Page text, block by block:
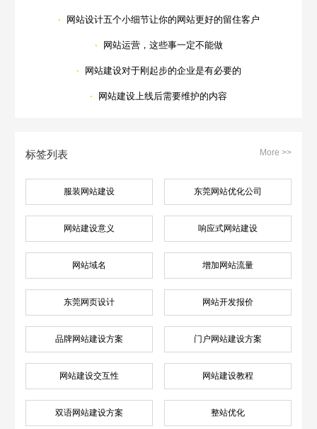
· 网站设计五个小细节让你的网站更好的留住客户
· 网站运营，这些事一定不能做
· 网站建设对于刚起步的企业是有必要的
· 网站建设上线后需要维护的内容
标签列表 More >>
服装网站建设 东莞网站优化公司
网站建设意义 响应式网站建设
网站域名 增加网站流量
东莞网页设计 网站开发报价
品牌网站建设方案 门户网站建设方案
网站建设交互性 网站建设教程
双语网站建设方案 整站优化